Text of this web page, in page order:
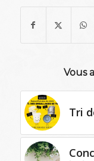
Vous
Tri